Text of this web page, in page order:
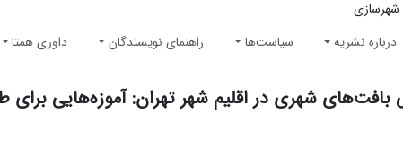
درباره نشریه سیاست‌ها راهنمای نویسندگان داوری همتا
بافت‌های شهری در اقلیم شهر تهران: آموزه‌هایی